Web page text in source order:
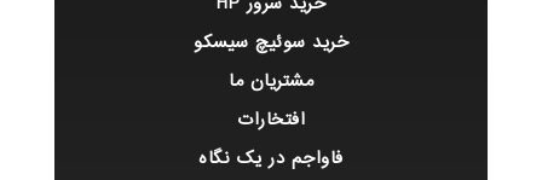
خرید سوئیچ سیسکو
مشتریان ما
افتخارات
فاواجم در یک نگاه